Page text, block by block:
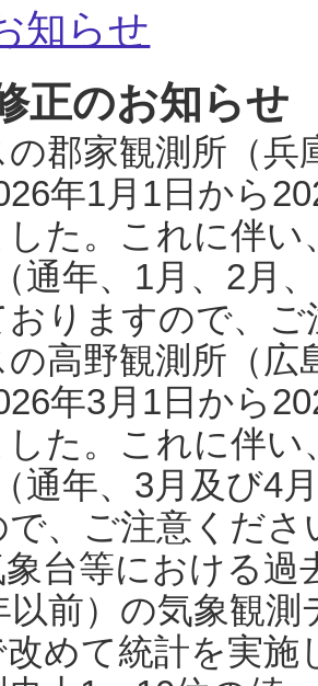
知らせ
正のお知らせ
郡家観測所（
年1月1日から
た。これに伴い
通年、1月、2月
おりますので、
高野観測所（
年3月1日から
た。これに伴い
通年、3月及び4
で、ご注意くだ
台等における過
以前）の気象観
めて統計を実